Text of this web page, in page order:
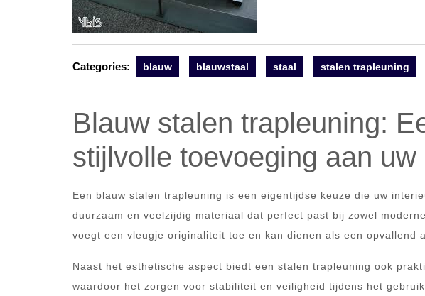
Categories: blauw blauwstaal staal stalen trapleuning
Blauw stalen trapleuning:
stijlvolle toevoeging aan uw
Een blauw stalen trapleuning is een eigentijdse keuze die uw
duurzaam en veelzijdig materiaal dat perfect past bij zowel
voegt een vleugje originaliteit toe en kan dienen als een opvallend
Naast het esthetische aspect biedt een stalen trapleuning ook
waardoor het zorgen voor stabiliteit en veiligheid tijdens het